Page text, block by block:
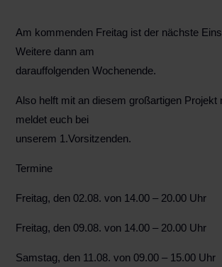
Am kommenden Freitag ist der nächste
Weitere dann am
darauffolgenden Wochenende.
Also helft mit an diesem großartigen Projekt
meldet euch bei
unserem 1.Vorsitzenden.
Termine
Freitag, den 02.08. von 14.00 – 20.00 Uhr
Freitag, den 09.08. von 14.00 – 20.00 Uhr
Samstag, den 11.08. von 09.00 – 15.00 Uhr